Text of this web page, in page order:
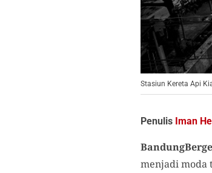
Stasiun Kereta Api
Penulis Iman
menjadi moda